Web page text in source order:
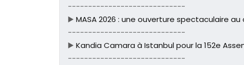
-----------------------------
▶️ MASA 2026 : une ouverture spectaculaire
-----------------------------
▶️ Kandia Camara à Istanbul pour la 152e
-----------------------------